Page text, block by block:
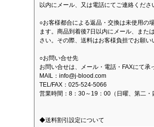
以内にメール、又は電話にてご連絡くださ
○お客様都合による返品・交換は未使用の
ます。商品到着後7日以内にメール、また
さい。その際、送料はお客様負担でお願い
○お問い合せ先
お問い合せは、メール・電話・FAXにて承
MAIL：info@j-blood.com
TEL/FAX：025-524-5066
営業時間：8：30～19：00（日曜、第二・
◆送料割引設定について